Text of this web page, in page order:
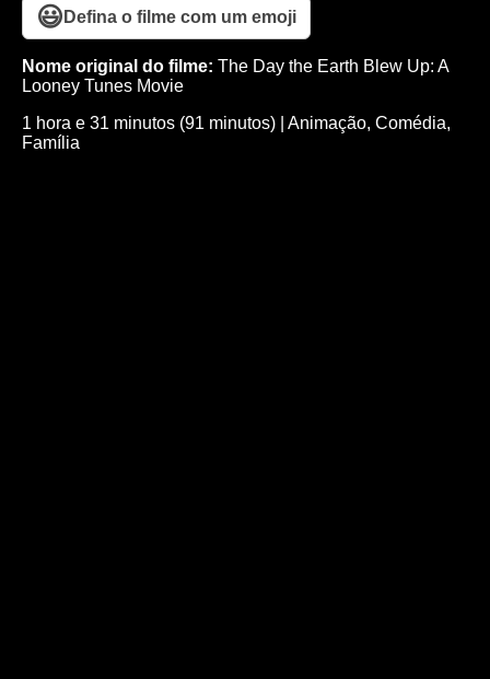
😃 Defina o filme com um emoji
Nome original do filme: The Day the Earth Blew Up: A
Looney Tunes Movie
1 hora e 31 minutos (91 minutos)
Animação, Comédia,
Família